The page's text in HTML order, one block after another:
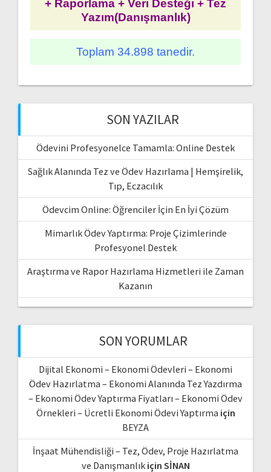
+ Raporlama + Veri Desteği + Tez
Yazım(Danışmanlık)
Toplam 34.898 tanedir.
SON YAZILAR
Ödevini Profesyonelce Tamamla: Online Destek
Sağlık Alanında Tez ve Ödev Hazırlama | Hemşirelik,
Tıp, Eczacılık
Ödevcim Online: Öğrenciler İçin En İyi Çözüm
Mimarlık Ödev Yaptırma: Proje Çizimlerinde
Profesyonel Destek
Araştırma ve Rapor Hazırlama Hizmetleri ile Zaman
Kazanın
SON YORUMLAR
Dijital Ekonomi – Ekonomi Ödevleri – Ekonomi
Ödev Hazırlatma – Ekonomi Alanında Tez Yazdırma
– Ekonomi Ödev Yaptırma Fiyatları – Ekonomi Ödev
Örnekleri – Ücretli Ekonomi Ödevi Yaptırma için
BEYZA
İnşaat Mühendisliği – Tez, Ödev, Proje Hazırlatma
ve Danışmanlıkiçin SİNAN